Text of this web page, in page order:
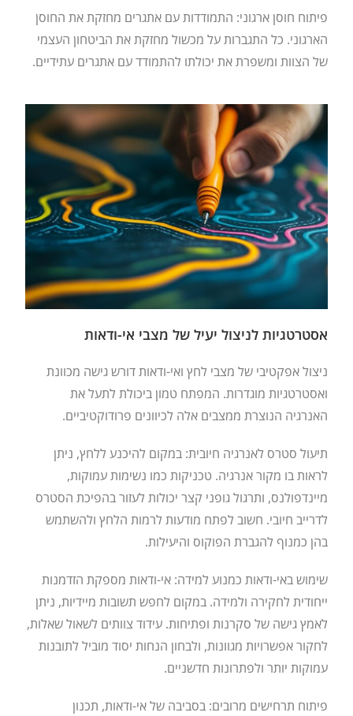
פיתוח חוסן ארגוני: התמודדות עם אתגרים מחזקת את החוסן
הארגוני. כל התגברות על מכשול מחזקת את הביטחון העצמי
של הצוות ומשפרת את יכולתו להתמודד עם אתגרים עתידיים.
אסטרטגיות לניצול יעיל של מצבי אי-ודאות
ניצול אפקטיבי של מצבי לחץ ואי-ודאות דורש גישה מכוונת
ואסטרטגיות מוגדרות. המפתח טמון ביכולת לתעל את
האנרגיה הנוצרת ממצבים אלה לכיוונים פרודוקטיביים.
תיעול סטרס לאנרגיה חיובית: במקום להיכנע ללחץ, ניתן
לראות בו מקור אנרגיה. טכניקות כמו נשימות עמוקות,
מיינדפולנס, ותרגול גופני קצר יכולות לעזור בהפיכת הסטרס
לדרייב חיובי. חשוב לפתח מודעות לרמות הלחץ ולהשתמש
בהן כמנוף להגברת הפוקוס והיעילות.
שימוש באי-ודאות כמנוע למידה: אי-ודאות מספקת הזדמנות
ייחודית לחקירה ולמידה. במקום לחפש תשובות מיידיות, ניתן
לאמץ גישה של סקרנות ופתיחות. עידוד צוותים לשאול שאלות,
לחקור אפשרויות מגוונות, ולבחון הנחות יסוד מוביל לתובנות
עמוקות יותר ולפתרונות חדשניים.
פיתוח תרחישים מרובים: בסביבה של אי-ודאות, תכנון